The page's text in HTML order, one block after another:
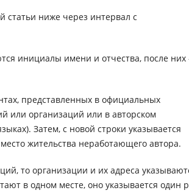
статьи ниже через интервал с
инициалы имени и отчества, после них
представленных в официальных
или организаций или в авторском
Затем, с новой строки указывается
жительства неработающего автора.
то организации и их адреса
в одном месте, оно указывается один